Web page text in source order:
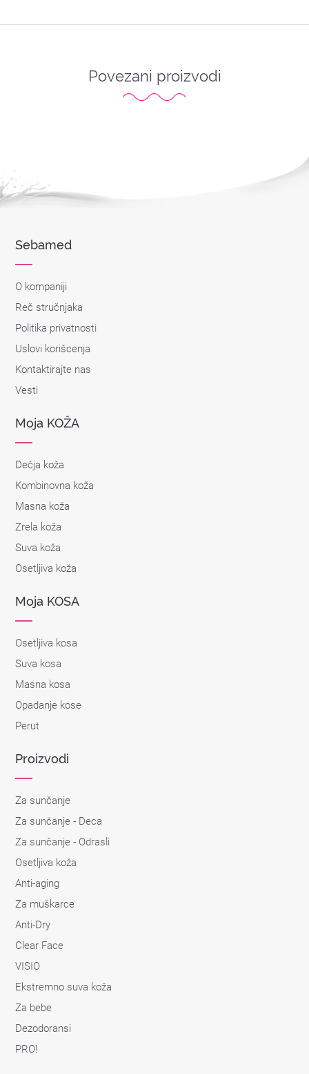
Povezani proizvodi
Sebamed
O kompaniji
Reč stručnjaka
Politika privatnosti
Uslovi korišcenja
Kontaktirajte nas
Vesti
Moja KOŽA
Dečja koža
Kombinovna koža
Masna koža
Zrela koža
Suva koža
Osetljiva koža
Moja KOSA
Osetljiva kosa
Suva kosa
Masna kosa
Opadanje kose
Perut
Proizvodi
Za sunčanje
Za sunčanje - Deca
Za sunčanje - Odrasli
Osetljiva koža
Anti-aging
Za muškarce
Anti-Dry
Clear Face
VISIO
Ekstremno suva koža
Za bebe
Dezodoransi
PRO!